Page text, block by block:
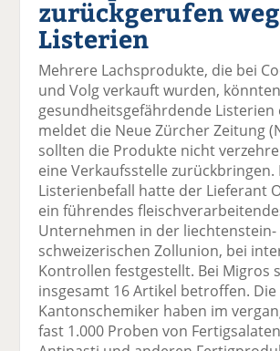
zurückgerufen
Listerien
Mehrere Lachsprodukte, die bei
und Volg verkauft wurden, könnten
gesundheitsgefährdende Listerien
meldet die Neue Zürcher Zeitung
sollten die Produkte nicht
eine Verkaufsstelle zurückbringen.
Listerienbefall hatte der Lieferant
ein führendes
Unternehmen in der liechtenstein-
schweizerischen Zollunion, bei
Kontrollen festgestellt. Bei Migros
insgesamt 16 Artikel betroffen. Die
Kantonschemiker haben im
fast 1.000 Proben von